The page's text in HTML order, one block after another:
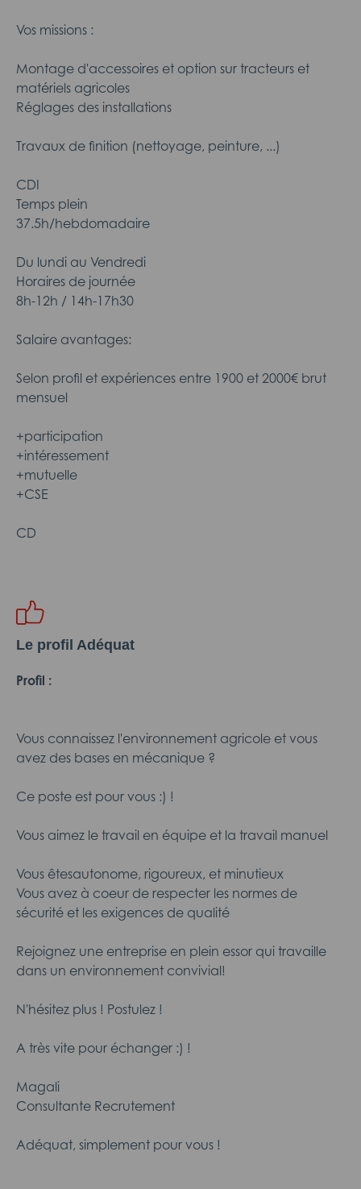
Vos missions :
Montage d'accessoires et option sur tracteurs et
matériels agricoles
Réglages des installations
Travaux de finition (nettoyage, peinture, ...)
CDI
Temps plein
37.5h/hebdomadaire
Du lundi au Vendredi
Horaires de journée
8h-12h / 14h-17h30
Salaire avantages:
Selon profil et expériences entre 1900 et 2000€ brut
mensuel
+participation
+intéressement
+mutuelle
+CSE
CD
Le profil Adéquat
Profil :
Vous connaissez l'environnement agricole et vous
avez des bases en mécanique ?
Ce poste est pour vous :) !
Vous aimez le travail en équipe et la travail manuel
Vous êtesautonome, rigoureux, et minutieux
Vous avez à coeur de respecter les normes de
sécurité et les exigences de qualité
Rejoignez une entreprise en plein essor qui travaille
dans un environnement convivial!
N'hésitez plus ! Postulez !
A très vite pour échanger :) !
Magali
Consultante Recrutement
Adéquat, simplement pour vous !